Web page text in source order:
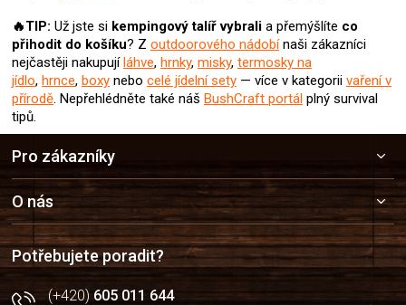
🔥TIP: Už jste si kempingový talířvybrali a přemýšlíte co
přihodit do košíku? Z outdoorového nádobínaši zákazníci
nejčastěji nakupujíláhve, hrnky, misky, termosky na
jídlo, hrnce, boxy nebo celé jídelní sety — více v kategorii vaření v
přírodě. Nepřehlédněte také náš BushCraft portál plný survival
tipů.
a
t
í
Pro zákazníky
O nás
Potřebujete poradit?
(+420)605 011 644